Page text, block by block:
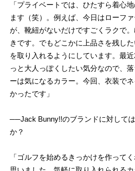
「プライベートでは、ひたすら着心
ます（笑）。例えば、今日はローフ
が、靴紐がないだけですごくラクで
きです。でもどこかに上品さを残し
を取り入れるようにしています。最
っと大人っぽくしたい気分なので、
ーは気になるカラー。今回、衣装で
かったです」
──Jack Bunny!!のブランドに対して
か？
「ゴルフを始めるきっかけを作って